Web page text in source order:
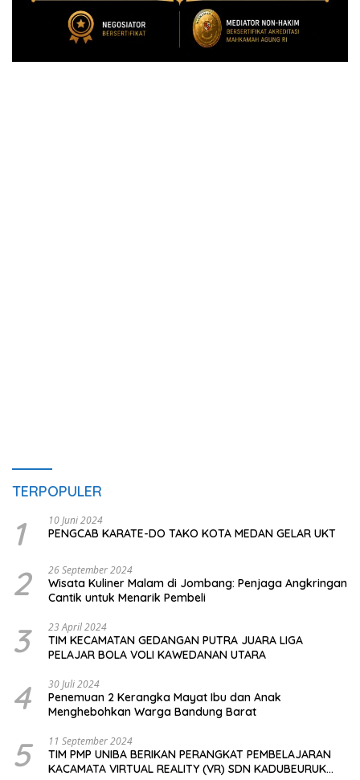
TERPOPULER
1 10 Juni 2024
PENGCAB KARATE-DO TAKO KOTA MEDAN GELAR UKT
2 26 September 2024
Wisata Kuliner Malam di Jombang: Penjaga Angkringan
Cantik untuk Menarik Pembeli
3 23 April 2024
TIM KECAMATAN GEDANGAN PUTRA JUARA LIGA
PELAJAR BOLA VOLI KAWEDANAN UTARA
4 30 Juli 2024
Penemuan 2 Kerangka Mayat Ibu dan Anak
Menghebohkan Warga Bandung Barat
5 11 September 2024
TIM PMP UNIBA BERIKAN PERANGKAT PEMBELAJARAN
KACAMATA VIRTUAL REALITY (VR) SDN KADUBEURUK